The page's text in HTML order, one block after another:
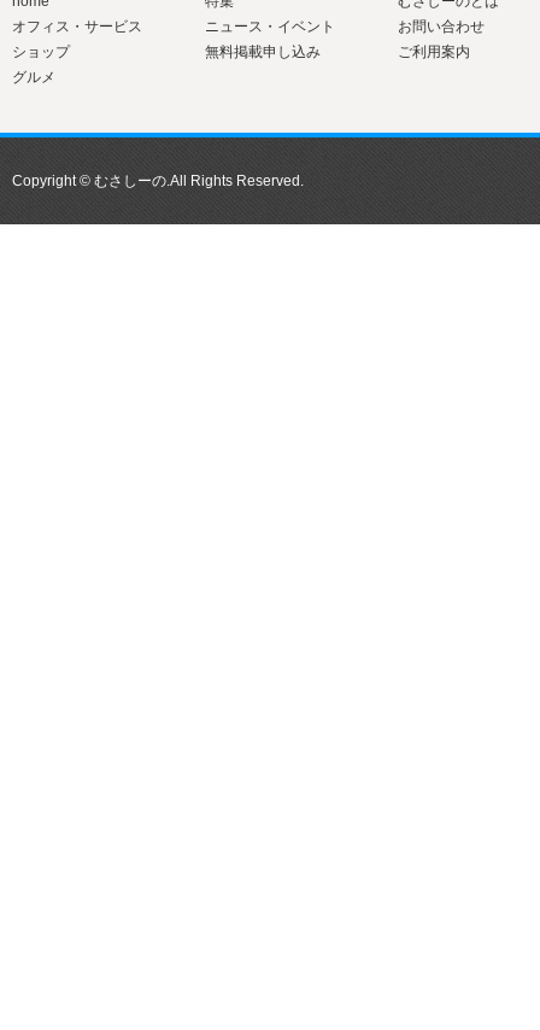
オフィス・サービス
ショップ
グルメ
ニュース・イベント
無料掲載申し込み
お問い合わせ
ご利用案内
Copyright © むさしーの.All Rights Reserved.